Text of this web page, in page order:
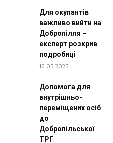
Для окупантів
важливо вийти на
Добропілля –
експерт розкрив
подробиці
16.03.2023
Допомога для
внутрішньо-
переміщених осіб
до
Добропільської
ТРГ